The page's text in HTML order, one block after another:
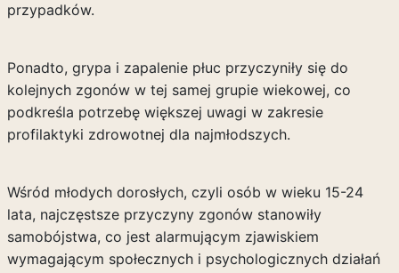
przypadków.
Ponadto, grypa i zapalenie płuc przyczyniły się do
kolejnych zgonów w tej samej grupie wiekowej, co
podkreśla potrzebę większej uwagi w zakresie
profilaktyki zdrowotnej dla najmłodszych.
Wśród młodych dorosłych, czyli osób w wieku 15-24
lata, najczęstsze przyczyny zgonów stanowiły
samobójstwa, co jest alarmującym zjawiskiem
wymagającym społecznych i psychologicznych działań